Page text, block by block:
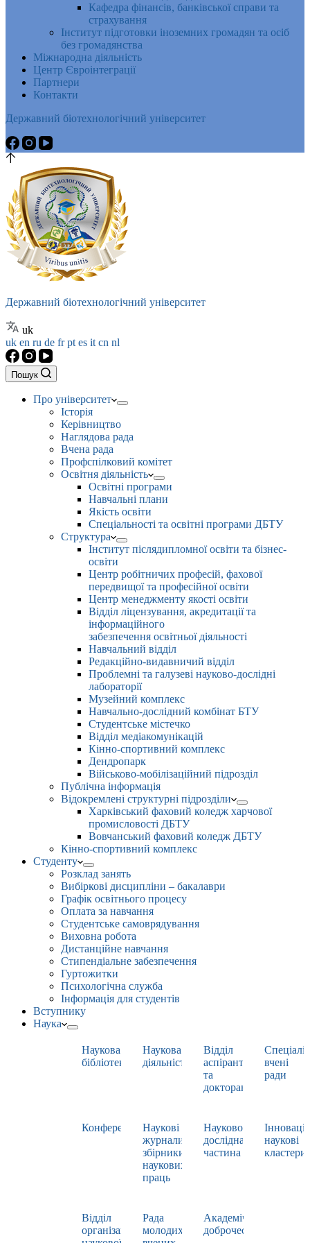
Кафедра фінансів, банківської справи та
страхування
Інститут підготовки іноземних громадян та осіб
без громадянства
Міжнародна діяльність
Центр Євроінтеграції
Партнери
Контакти
Державний біотехнологічний університет
Державний біотехнологічний університет
uk
uk en ru de frpt es it cn nl
Пошук
Про університет
Історія
Керівництво
Наглядова рада
Вчена рада
Профспілковий комітет
Освітня діяльність
Освітні програми
Навчальні плани
Якість освіти
Спеціальності та освітні програми ДБТУ
Структура
Інститут післядипломної освіти та бізнес-
освіти
Центр робітничих професій, фахової
передвищої та професійної освіти
Центр менеджменту якості освіти
Відділ ліцензування, акредитації та
інформаційного
забезпечення освітньої діяльності
Навчальний відділ
Редакційно-видавничий відділ
Проблемні та галузеві науково-дослідні
лабораторії
Музейний комплекс
Навчально-дослідний комбінат БТУ
Студентське містечко
Відділ медіакомунікацій
Кінно-спортивний комплекс
Дендропарк
Військово-мобілізаційний підрозділ
Публічна інформація
Відокремлені структурні підрозділи
Харківський фаховий коледж харчової
промисловості ДБТУ
Вовчанський фаховий коледж ДБТУ
Кінно-спортивний комплекс
Студенту
Розклад занять
Вибіркові дисципліни – бакалаври
Графік освітнього процесу
Оплата за навчання
Студентське самоврядування
Виховна робота
Дистанційне навчання
Стипендіальне забезпечення
Гуртожитки
Психологічна служба
Інформація для студентів
Вступнику
Наука
Наукова
бібліотека
Наукова
діяльність
Відділ
аспірантури
та
докторантури
вчені
ради
Конференції
Наукові
журнали,
збірники
наукових
праць
Науково-
дослідна
частина
наукові
кластери
Відділ
організації
Рада
молодих
Академічна
доброчесність